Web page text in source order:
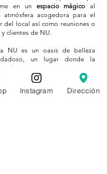
en un espacio mágico al
atmósfera acogedora para el
del local así como reuniones o
clientes de NU.
NU es un oasis de belleza
un lugar donde la
se unen para crear un
la belleza en su
Instagram Dirección